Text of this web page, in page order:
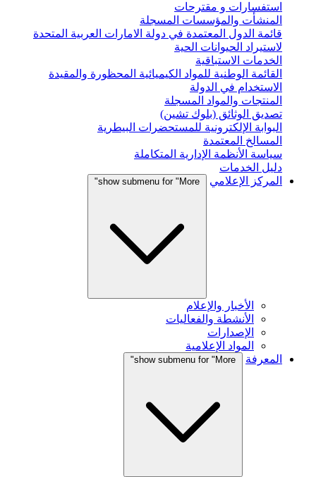
استفسارات و مقترحات
المنشأت والمؤسسات المسجلة
قائمة الدول المعتمدة في دولة الامارات العربية المتحدة
لاستيراد الحيوانات الحية
الخدمات الاستباقية
القائمة الوطنية للمواد الكيميائية المحظورة والمقيدة
الاستخدام في الدولة
المنتجات والمواد المسجلة
تصديق الوثائق (بلوك تشين)
البوابة الإلكترونية للمستحضرات البيطرية
المسالخ المعتمدة
سياسة الأنظمة الإدارية المتكاملة
دليل الخدمات
المركز الإعلامي
show submenu for "More"
الأخبار والإعلام
الأنشطة والفعاليات
الإصدارات
المواد الإعلامية
المعرفة
show submenu for "More"